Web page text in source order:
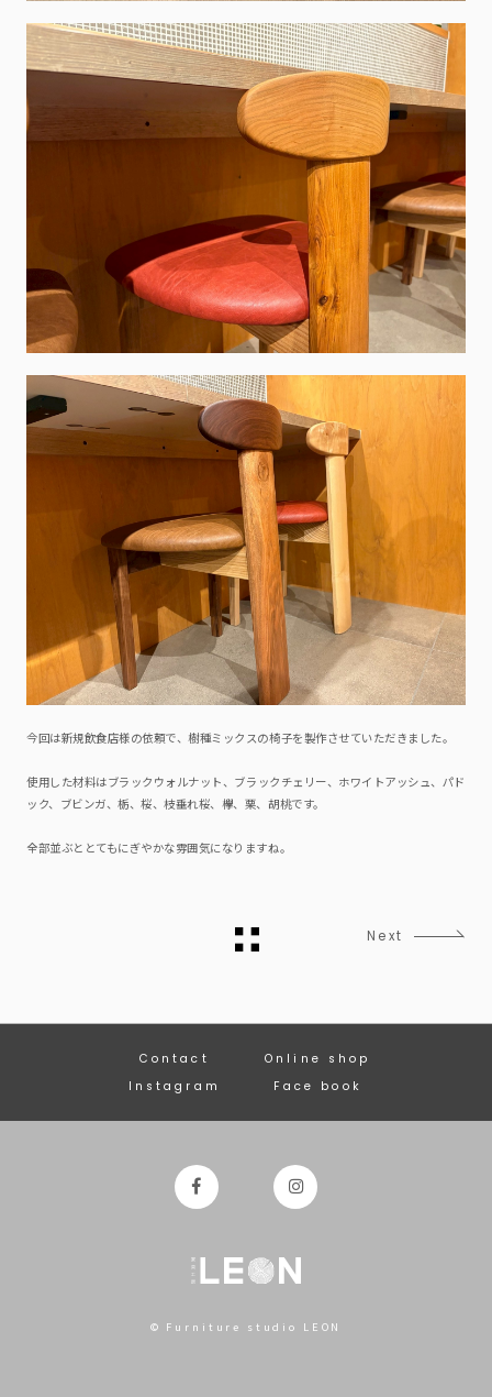
今回は新規飲食店様の依頼で、樹種ミックスの椅子を製作させていただきました。
使用した材料はブラックウォルナット、ブラックチェリー、ホワイトアッシュ、パド
ック、ブビンガ、栃、桜、枝垂れ桜、欅、栗、胡桃です。
全部並ぶととてもにぎやかな雰囲気になりますね。
Next
Contact
Online shop
Instagram
Face book
© Furniture studio LEON